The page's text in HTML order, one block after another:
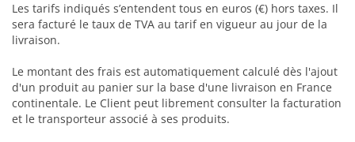
Les tarifs indiqués s’entendent tous en euros (€) hors taxes. Il
sera facturé le taux de TVA au tarif en vigueur au jour de la
livraison.
Le montant des frais est automatiquement calculé dès l'ajout
d'un produit au panier sur la base d'une livraison en France
continentale. Le Client peut librement consulter la facturation
et le transporteur associé à ses produits.